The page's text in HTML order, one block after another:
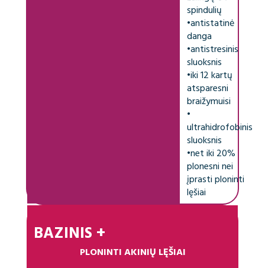
spindulių
•antistatinė
danga
•antistresinis
sluoksnis
•iki 12 kartų
atsparesni
braižymuisi
•
ultrahidrofobinis
sluoksnis
•net iki 20%
plonesni nei
įprasti ploninti
lęšiai
BAZINIS +
PLONINTI AKINIŲ LĘŠIAI